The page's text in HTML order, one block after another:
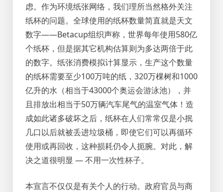
虑。作为环境纸张网络，我们理所当然格外关注
纸杯的问题。全球使用的纸杯数量简直就是天文
数字——Betacup组织声称，世界每年使用580亿
个纸杯，但是据其它机构估算则为多达两倍于此
的数字。纸张消费模拟计算显示，生产这个数量
的纸杯需要至少100万吨的纸，320万棵树和1000
亿升的水（相当于43000个奥运会游泳池），并
且排放出相当于50万辆汽车尾气的温室气体！造
成如此诸多破坏之后，纸杯在人们常常仅是小抿
几口以后就被丢进垃圾桶，即使它们可以再循环
使用或再回收，这种损耗仍令人扼腕。对此，解
决之道很明显 — 不用一次性杯子。
本宣言不仅仅是有关个人的行动。政府官员与商